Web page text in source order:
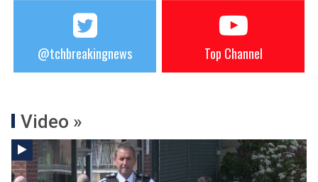
@tchbreakingnews Top Channel
Video »